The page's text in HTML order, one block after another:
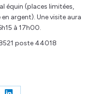
équin (places limitées,
argent). Une visite aura
à 17h00.
poste 44018